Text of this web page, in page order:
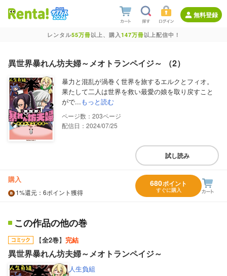
無料登録
レンタル55万冊以上、購入147万冊以上配信中！
異世界暴れん坊夫婦～メオトランペイジ～ （2）
暴力と混乱が渦巻く世界を旅するエルクとフィオ。
果たして二人は世界を救い最愛の娘を取り戻すこと
がで...もっと読む
203
配信日：2024/07/25
試し読み
購入
1%還元 ：6ポイント獲得
680ポイント
すぐに購入
この作品の他の巻
【全2巻】 完結
異世界暴れん坊夫婦～メオトランペイジ～
人生負組